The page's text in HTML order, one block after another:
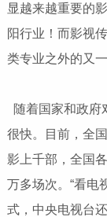
显越来越重要的
阳行业！而影视
类专业之外的又
随着国家和政府
很快。目前，全
影上千部，全国
万多场次。“看电
式，中央电视台